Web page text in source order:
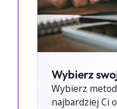
Wybierz
Wybierz
najbardziej Ci